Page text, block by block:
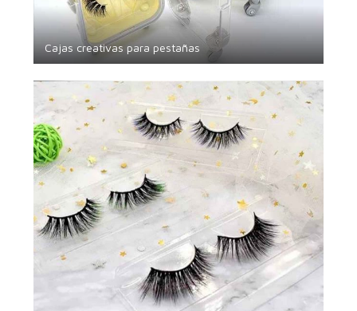
Cajas creativas para pestañas